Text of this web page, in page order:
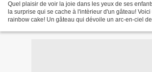
Quel plaisir de voir la joie dans les yeux de ses
la surprise qui se cache à l'intèrieur d'un gâteau!
rainbow cake! Un gâteau qui dévoile un arc-en-ciel